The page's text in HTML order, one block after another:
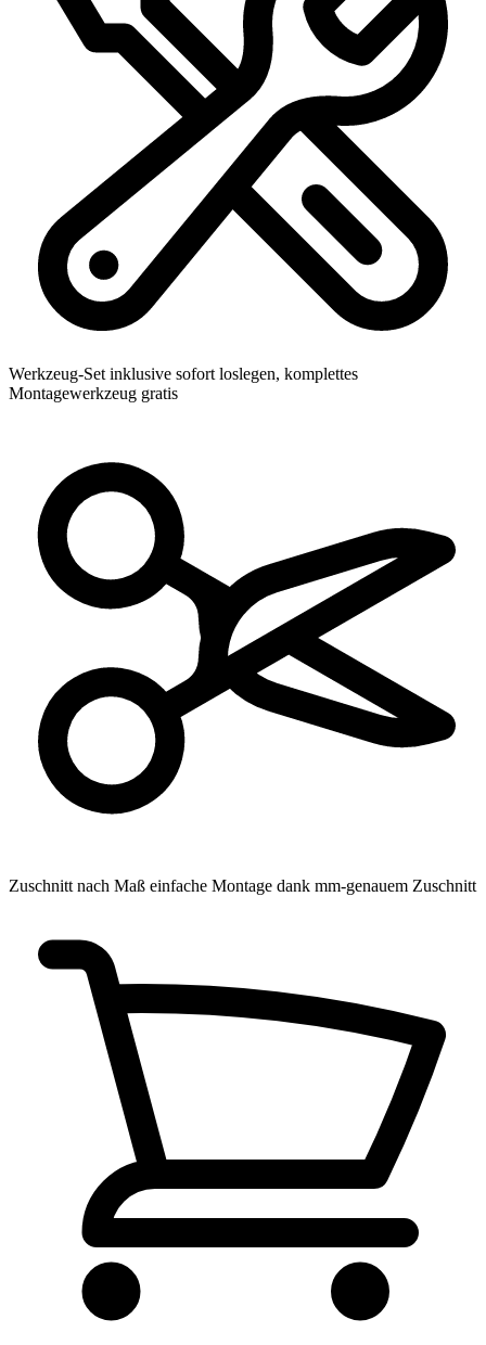
Werkzeug-Set inklusive sofort loslegen, komplettes
Montagewerkzeug gratis
Zuschnitt nach Maß einfache Montage dank mm-genauem Zuschnitt